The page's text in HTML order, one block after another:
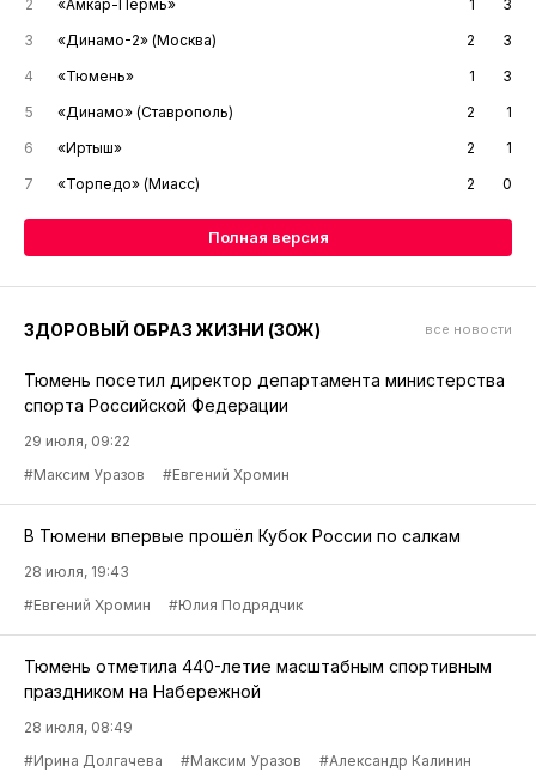
2
«Амкар-Пермь» 1
3
3
«Динамо-2» (Москва) 2
3
4
«Тюмень» 1
3
5
«Динамо» (Ставрополь) 2
1
6
«Иртыш» 2
1
7
«Торпедо» (Миасс) 2 0
Полная версия
ЗДОРОВЫЙ ОБРАЗ ЖИЗНИ (ЗОЖ) все новости
Тюмень посетил директор департамента министерства
спорта Российской Федерации
29 июля, 09:22
#Максим Уразов
#Евгений Хромин
В Тюмени впервые прошёл Кубок России по салкам
28 июля, 19:43
#Евгений Хромин
#Юлия Подрядчик
Тюмень отметила 440-летие масштабным спортивным
праздником на Набережной
28 июля, 08:49
#Ирина Долгачева
#Максим Уразов #Александр Калинин